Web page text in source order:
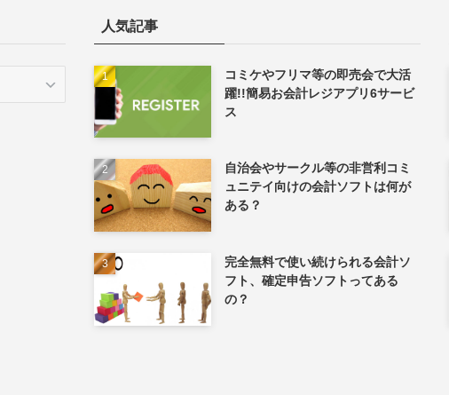
人気記事
コミケやフリマ等の即売会で大活
躍!!簡易お会計レジアプリ6サービ
ス
自治会やサークル等の非営利コミ
ュニテイ向けの会計ソフトは何が
ある？
完全無料で使い続けられる会計ソ
フト、確定申告ソフトってある
の？